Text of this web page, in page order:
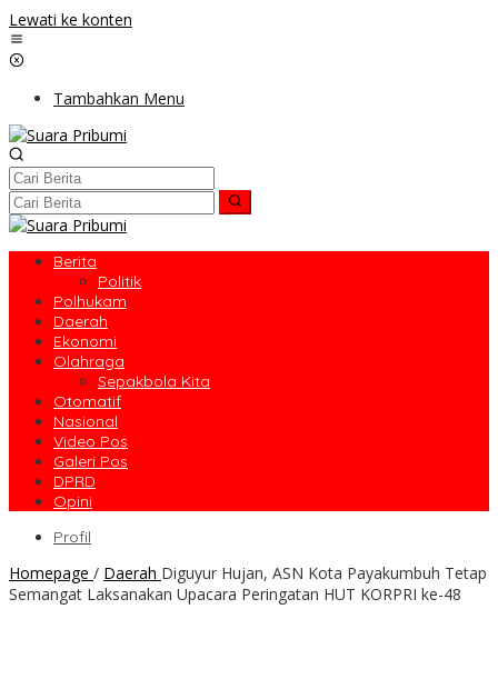
Lewati ke konten
Tambahkan Menu
Berita
Politik
Polhukam
Daerah
Ekonomi
Olahraga
Sepakbola Kita
Otomatif
Nasional
Video Pos
Galeri Pos
DPRD
Opini
Profil
Homepage / Daerah Diguyur Hujan, ASN Kota Payakumbuh Tetap
Semangat Laksanakan Upacara Peringatan HUT KORPRI ke-48